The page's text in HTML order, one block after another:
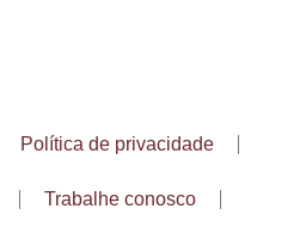
Política de privacidade
Trabalhe conosco